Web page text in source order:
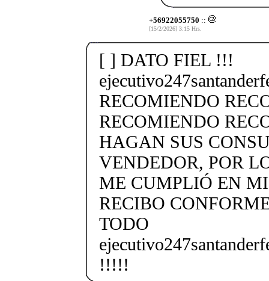
+56922055750 ::
[15/2/2026] 3:15 Hrs.
[ ] DATO FIEL !!!
RECOMIENDO
RECOMIENDO
HAGAN SUS
VENDEDOR, POR
ME CUMPLIÓ EN
RECIBO
TODO
!!!!!